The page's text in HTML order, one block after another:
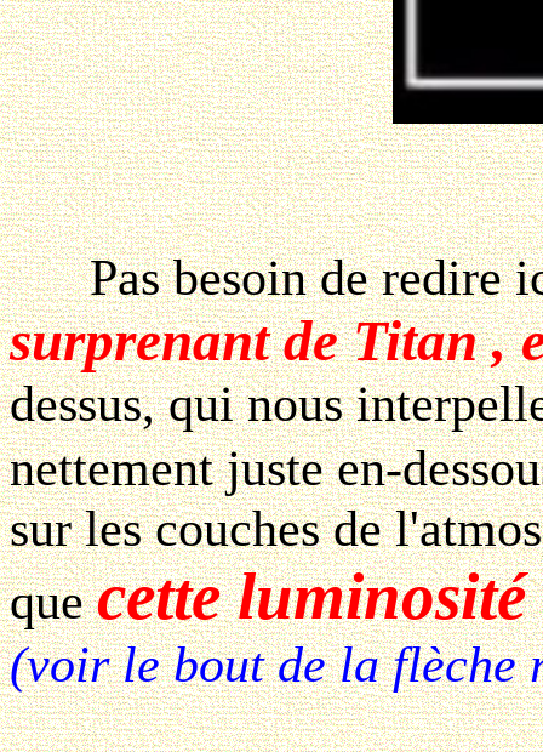
Pas besoin de redire
surprenant de Titan ,
dessus, qui nous
nettement juste en-
sur les couches de
quecette
(voir le bout de la flèche